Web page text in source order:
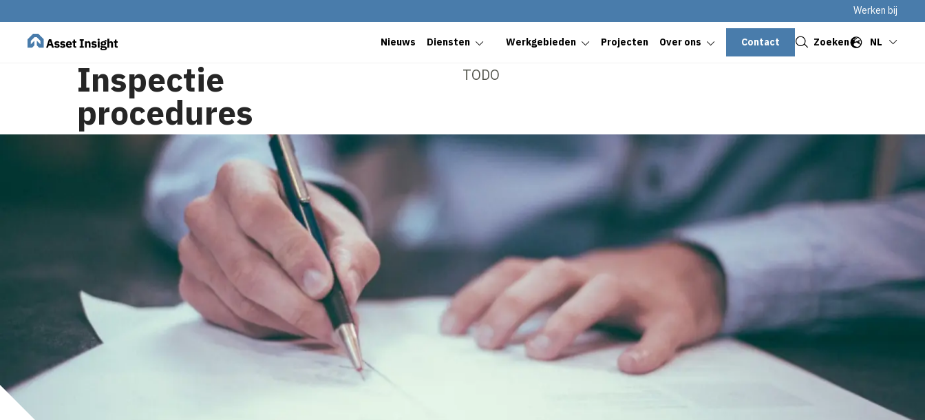
Werken bij
Nieuws Diensten Werkgebieden Projecten Over ons Contact NL
Zoeken
Inspectie
procedures
TODO
Sluiten